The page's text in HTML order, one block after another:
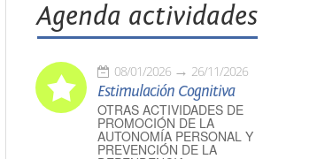
Agenda actividades
08/01/2026 26/11/2026
Estimulación Cognitiva
OTRAS ACTIVIDADES DE
PROMOCIÓN DE LA
AUTONOMÍA PERSONAL Y
PREVENCIÓN DE LA